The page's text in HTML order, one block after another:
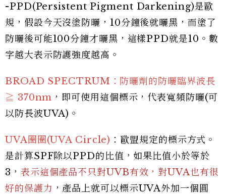
-PPD(Persistent Pigment Darkening)是歐
規，假設今天沒塗防曬，10分鐘後就曬黑，而塗了
防曬後可能100分鐘才曬黑，這樣PPD就是10。數
字越大表示防護強度越高。
BROAD SPECTRUM：防曬劑的防曬臨界波長
≧ 370nm ，即可使用這個標示，代表寬頻防曬(可
以防長波UVA)。
UVA圈圈(UVA Circle) ：歐盟規定的標示方式。
是計算SPF除以PPD的比值，如果比值小於等於
3， 表示這個產品不只對UVB有效，對UVA也有很
好的保護力 ，產品上就可以標示UVA外加一個圓